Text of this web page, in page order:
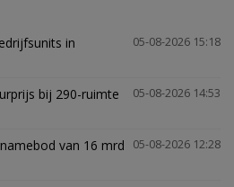
05-08-2026 15:18
in
05-08-2026 14:53
bij 290-ruimte
05-08-2026 12:28
van 16 mrd